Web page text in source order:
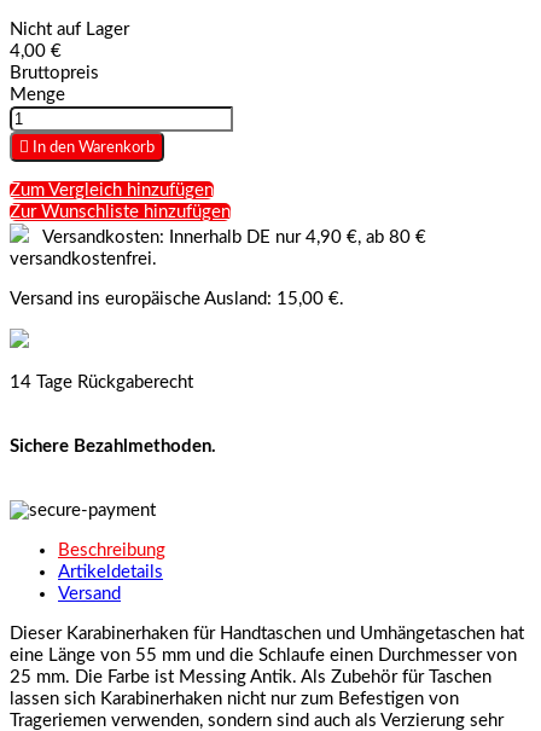
Nicht auf Lager
4,00 €
Bruttopreis
Menge
 In den Warenkorb
Zum Vergleich hinzufügen
Zur Wunschliste hinzufügen
Versandkosten: Innerhalb DE nur 4,90 €, ab 80 €
versandkostenfrei.
Versand ins europäische Ausland: 15,00 €.
14 Tage Rückgaberecht
Sichere Bezahlmethoden.
Beschreibung
Artikeldetails
Versand
Dieser Karabinerhaken für Handtaschen und Umhängetaschen hat
eine Länge von 55 mm und die Schlaufe einen Durchmesser von
25 mm. Die Farbe ist Messing Antik. Als Zubehör für Taschen
lassen sich Karabinerhaken nicht nur zum Befestigen von
Trageriemen verwenden, sondern sind auch als Verzierung sehr